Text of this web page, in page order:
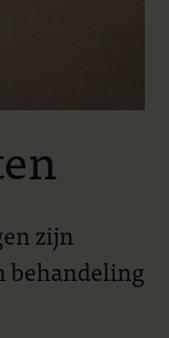
zijn
behandeling